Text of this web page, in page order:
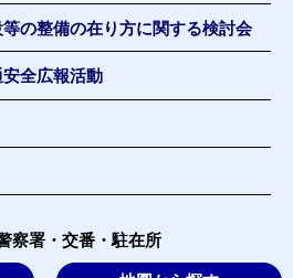
の整備の在り方に関する検討会
全広報活動
察署・交番・駐在所